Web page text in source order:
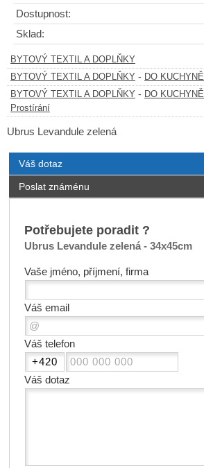
Dostupnost:
Sklad:
BYTOVÝ TEXTIL A DOPLŇKY
BYTOVÝ TEXTIL A DOPLŇKY - DO KUCHYNĚ
BYTOVÝ TEXTIL A DOPLŇKY - DO KUCHYNĚ
Prostírání
Ubrus Levandule zelená
Váš dotaz
Poslat známénu
Potřebujete poradit ?
Ubrus Levandule zelená - 34x45cm
Vaše jméno, příjmení, firma
Váš email
Váš telefon
Váš dotaz